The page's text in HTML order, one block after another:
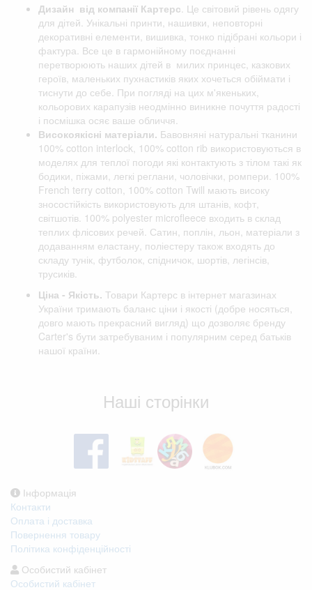
Дизайн від компанії Картерс . Це світовий рівень одягу
для дітей. Унікальні принти, нашивки, неповторні
декоративні елементи, вишивка, тонко підібрані кольори і
фактура. Все це в гармонійному поєднанні
перетворюють наших дітей в милих принцес, казкових
героїв, маленьких пухнастиків яких хочеться обіймати і
тиснути до себе. При погляді на цих м'якеньких,
кольорових карапузів неодмінно виникне почуття радості
і посмішка осяє ваше обличчя.
Високоякісні матеріали. Бавовняні натуральні тканини
100% cotton interlock, 100% cotton rib використовуються в
моделях для теплої погоди які контактують з тілом такі як
бодики, піжами, легкі реглани, чоловічки, ромпери. 100%
French terry cotton, 100% cotton Twill мають високу
зносостійкість використовують для штанів, кофт,
світшотів. 100% polyester microfleece входить в склад
теплих флісових речей. Сатин, поплін, льон, матеріали з
додаванням еластану, поліестеру також входять до
складу тунік, футболок, спідничок, шортів, легінсів,
трусиків.
Ціна - Якість. Товари Картерс в інтернет магазинах
України тримають баланс ціни і якості (добре носяться,
довго мають прекрасний вигляд) що дозволяє бренду
Carter's бути затребуваним і популярним серед батьків
нашої країни.
Наші сторінки
Інформація
Контакти
Оплата і доставка
Повернення товару
Політика конфіденційності
Особистий кабінет
Особистий кабінет